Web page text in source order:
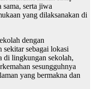
serta jiwa
yang dilaksanakan di
dengan
sekitar sebagai lokasi
di lingkungan sekolah,
sesungguhnya
yang bermakna dan